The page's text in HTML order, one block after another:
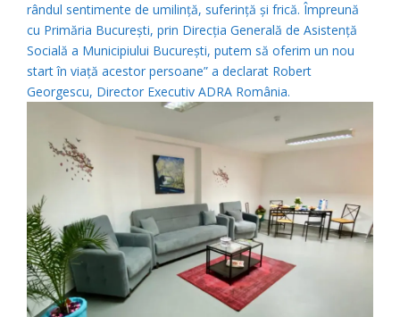
rândul sentimente de umilință, suferință și frică. Împreună
cu Primăria București, prin Direcţia Generală de Asistenţă
Socială a Municipiului Bucureşti, putem să oferim un nou
start în viață acestor persoane” a declarat Robert
Georgescu, Director Executiv ADRA România.